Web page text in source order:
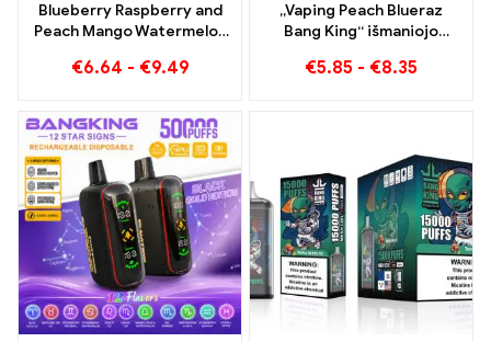
Blueberry Raspberry and
Peach Mango Watermelon
Dviejų skonių vienkartinis
VIENKARTINĖS E-
CIGARETES Puikus derinys
€6.64 - €9.49
„Vaping Peach Blueraz
Bang King“ išmaniojo
€5.85 - €8.35